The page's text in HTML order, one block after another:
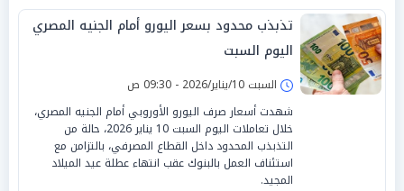
تذبذب محدود بسعر اليورو أمام الجنيه المصري
اليوم السبت
السبت 10/يناير/2026 - 09:30 ص
شهدت أسعار صرف اليورو الأوروبي أمام الجنيه المصري،
خلال تعاملات اليوم السبت 10 يناير 2026، حالة من
التذبذب المحدود داخل القطاع المصرفي، بالتزامن مع
استئناف العمل بالبنوك عقب انتهاء عطلة عيد الميلاد
المجيد.